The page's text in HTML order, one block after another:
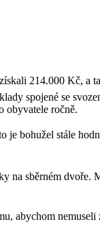
214.000 Kč, a
spojené se
obyvatele ročně.
bohužel stále
na sběrném dvoře.
abychom